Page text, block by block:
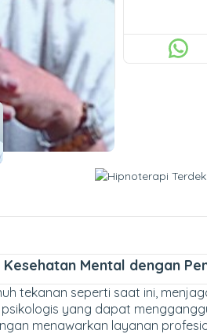
Mental dengan
tekanan seperti saat ini,
yang dapat
menawarkan layanan